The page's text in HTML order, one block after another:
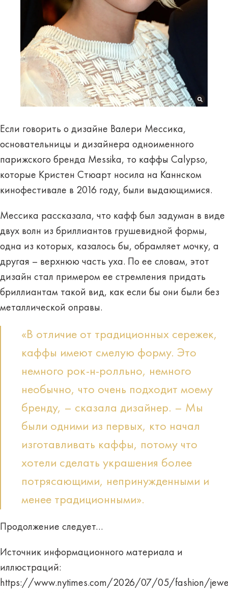
Если говорить о дизайне Валери Мессика,
основательницы и дизайнера одноименного
парижского бренда Messika, то каффы Calypso,
которые Кристен Стюарт носила на Каннском
кинофестивале в 2016 году, были выдающимися.
Мессика рассказала, что кафф был задуман в виде
двух волн из бриллиантов грушевидной формы,
одна из которых, казалось бы, обрамляет мочку, а
другая – верхнюю часть уха. По ее словам, этот
дизайн стал примером ее стремления придать
бриллиантам такой вид, как если бы они были без
металлической оправы.
«В отличие от традиционных сережек,
каффы имеют смелую форму. Это
немного рок-н-ролльно, немного
необычно, что очень подходит моему
бренду, – сказала дизайнер. – Мы
были одними из первых, кто начал
изготавливать каффы, потому что
хотели сделать украшения более
потрясающими, непринужденными и
менее традиционными».
Продолжение следует…
Источник информационного материала и
иллюстраций:
https://www.nytimes.com/2026/07/05/fashion/